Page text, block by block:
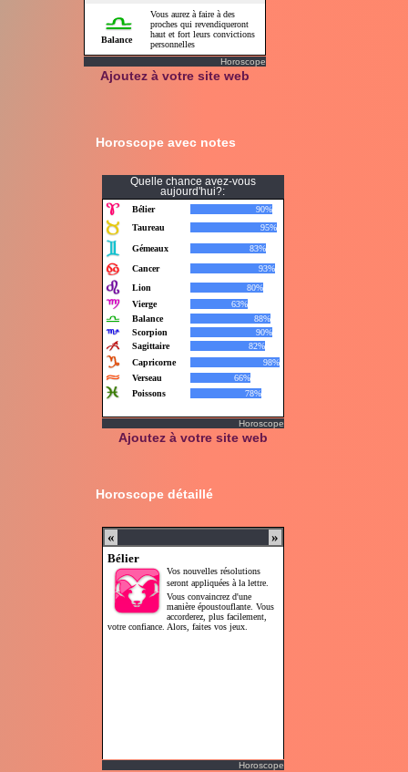
Horoscope
Ajoutez à votre site web
Horoscope avec notes
Quelle chance avez-vous
aujourd'hui?:
Horoscope
Ajoutez à votre site web
Horoscope détaillé
Horoscope